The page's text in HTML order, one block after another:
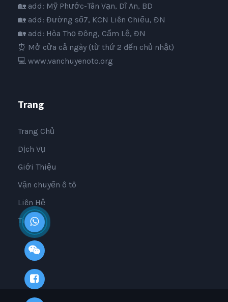
🏡 add: Mỹ Phước-Tân Vạn, Dĩ An, BD
🏡 add: Đường số7, KCN Liên Chiểu, ĐN
🏡 add: Hòa Thọ Đông, Cẩm Lệ, ĐN
⏰ Mở cửa cả ngày (từ thứ 2 đến chủ nhật)
💻 www.vanchuyenoto.org
Trang
Trang Chủ
Dịch Vụ
Giới Thiệu
Vận chuyển ô tô
Liên Hệ
Tin Tức